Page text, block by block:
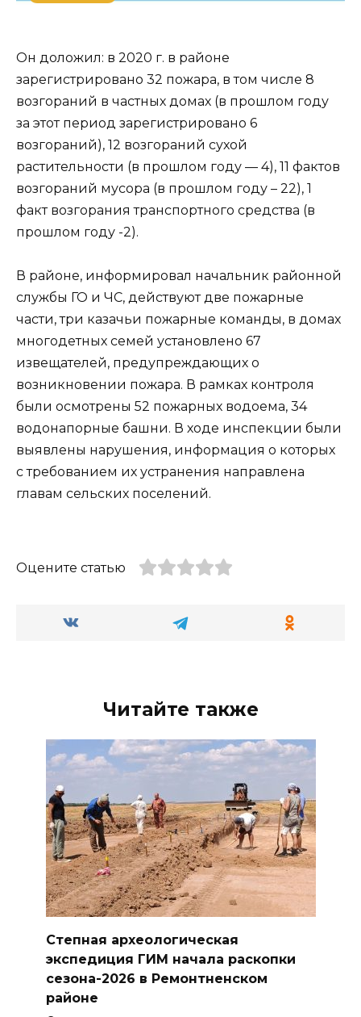
Он доложил: в 2020 г. в районе
зарегистрировано 32 пожара, в том числе 8
возгораний в частных домах (в прошлом году
за этот период зарегистрировано 6
возгораний), 12 возгораний сухой
растительности (в прошлом году — 4), 11 фактов
возгораний мусора (в прошлом году – 22), 1
факт возгорания транспортного средства (в
прошлом году -2).
В районе, информировал начальник районной
службы ГО и ЧС, действуют две пожарные
части, три казачьи пожарные команды, в домах
многодетных семей установлено 67
извещателей, предупреждающих о
возникновении пожара. В рамках контроля
были осмотрены 52 пожарных водоема, 34
водонапорные башни. В ходе инспекции были
выявлены нарушения, информация о которых
с требованием их устранения направлена
главам сельских поселений.
Оцените статью
Читайте также
Степная археологическая
экспедиция ГИМ начала раскопки
сезона-2026 в Ремонтненском
районе